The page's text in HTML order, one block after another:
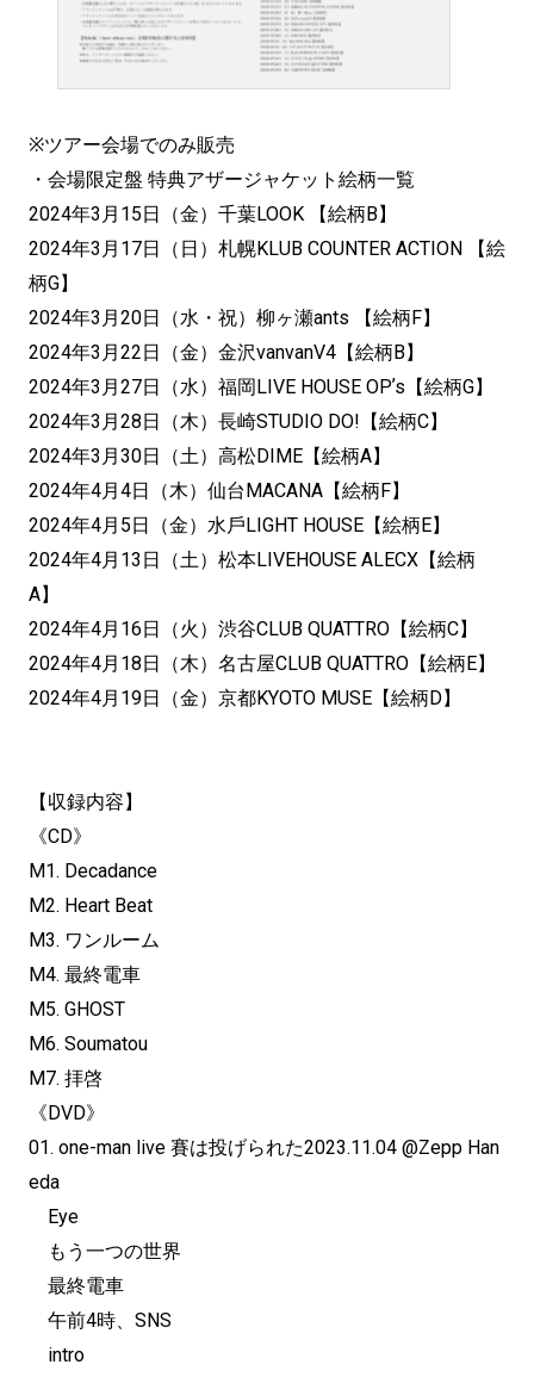
※ツアー会場でのみ販売
・会場限定盤 特典アザージャケット絵柄一覧
2024年3月15日（金）千葉LOOK 【絵柄B】
2024年3月17日（日）札幌KLUB COUNTER ACTION 【絵
柄G】
2024年3月20日（水・祝）柳ヶ瀬ants 【絵柄F】
2024年3月22日（金）金沢vanvanV4【絵柄B】
2024年3月27日（水）福岡LIVE HOUSE OPʼs【絵柄G】
2024年3月28日（木）⻑崎STUDIO DO!【絵柄C】
2024年3月30日（土）高松DIME【絵柄A】
2024年4月4日（木）仙台MACANA【絵柄F】
2024年4月5日（金）水戶LIGHT HOUSE【絵柄E】
2024年4月13日（土）松本LIVEHOUSE ALECX【絵柄
A】
2024年4月16日（火）渋谷CLUB QUATTRO【絵柄C】
2024年4月18日（木）名古屋CLUB QUATTRO【絵柄E】
2024年4月19日（金）京都KYOTO MUSE【絵柄D】
【収録内容】
《CD》
M1. Decadance
M2. Heart Beat
M3. ワンルーム
M4. 最終電車
M5. GHOST
M6. Soumatou
M7. 拝啓
《DVD》
01. one-man live 賽は投げられた2023.11.04 @Zepp Han
eda
Eye
もう一つの世界
最終電車
午前4時、SNS
intro